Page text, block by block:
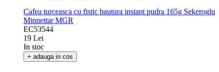
Cafea turceasca cu fistic bautura instant pudra 165g Sekeroglu
Minnettar MGR
EC53544
19 Lei
In stoc
+ adauga in cos